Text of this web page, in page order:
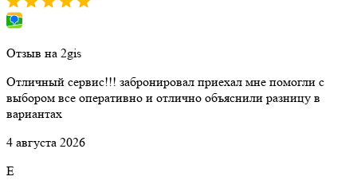
Отзыв на 2gis
Отличный сервис!!! забронировал приехал мне помогли с
выбором все оперативно и отлично объяснили разницу в
вариантах
4 августа 2026
Е